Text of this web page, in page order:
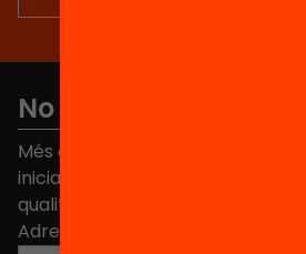
No et perdis res
Més de 40.000 persones ja han
iniciatives, propostes i projectes
qualitat de l'educació a Catalunya.
Adreça electrònica